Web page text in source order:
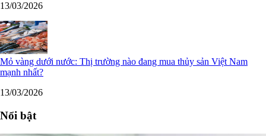
13/03/2026
Mỏ vàng dưới nước: Thị trường nào đang mua thủy sản Việt Nam
mạnh nhất?
13/03/2026
Nổi bật